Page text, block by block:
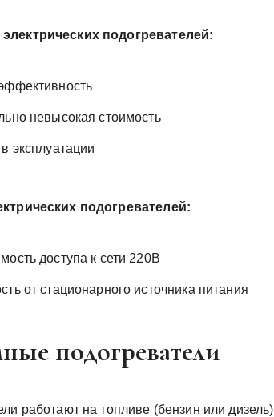
подогревателей:
невысокая стоимость
эксплуатации
подогревателей:
доступа к сети 220В
от стационарного источника питания
подогреватели
работают на топливе (бензин или